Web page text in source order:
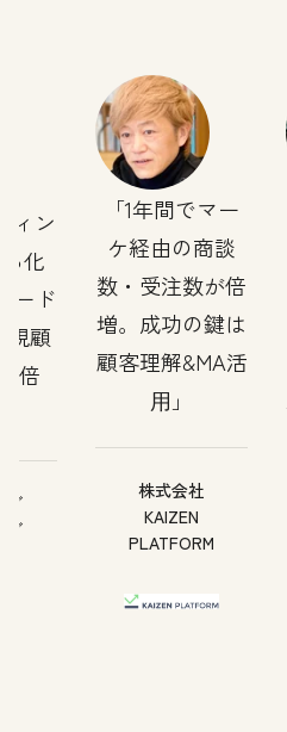
ィン
化
ード
規顧
倍
ブ
ブ
1年間でマー
ケ経由の商談
数・受注数が倍
増。成功の鍵は
顧客理解&MA活
⽤
株式会社
KAIZEN
PLATFORM